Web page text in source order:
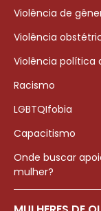
Violência de
Violência
Violência política
Racismo
LGBTQIfobia
Capacitismo
Onde buscar
mulher?